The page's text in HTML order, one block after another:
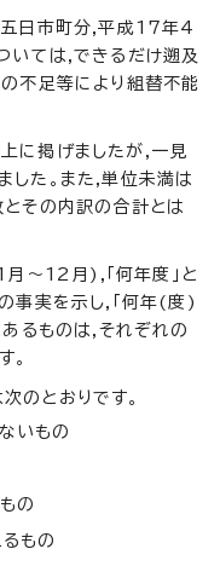
日市町分,平成17年4
いては,できるだけ遡及
不足等により組替不能
に掲げましたが,一見
した。また,単位未満は
その内訳の合計とは
月～12月),「何年度」と
事実を示し,「何年(度)
あるものは,それぞれの
。
のとおりです。
いもの
の
もの